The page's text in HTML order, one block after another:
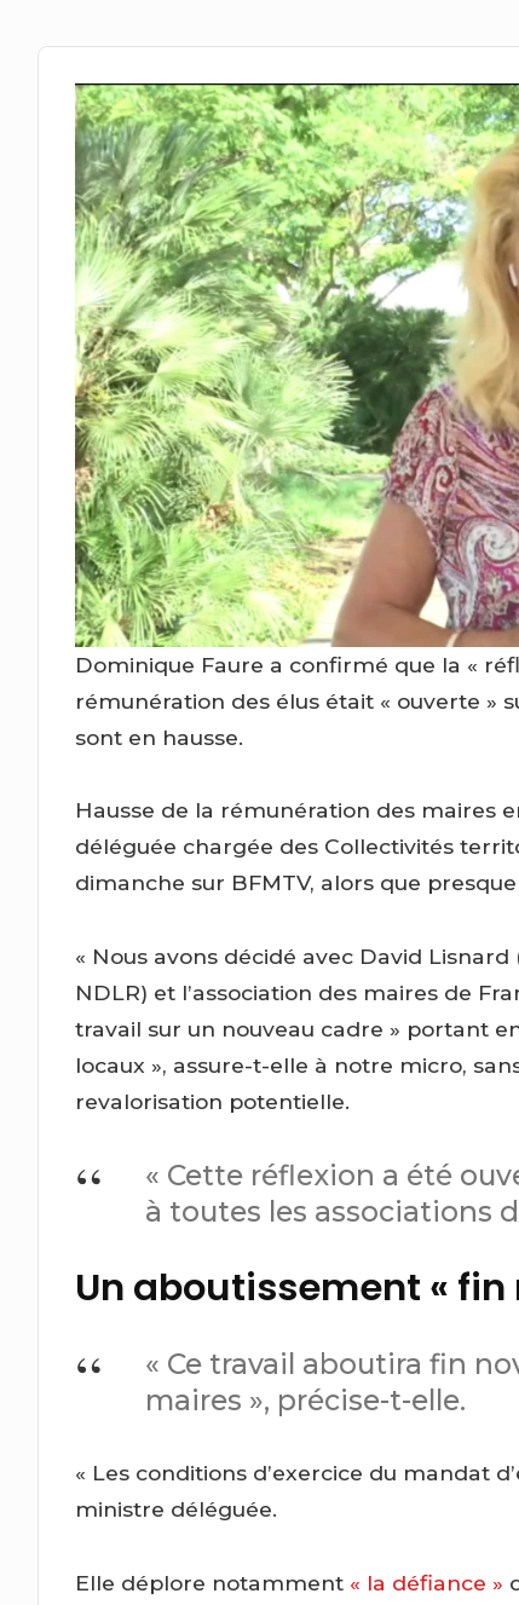
Dominique Faure a confirmé que la «
rémunération des élus était « ouverte »
sont en hausse.
Hausse de la rémunération des maires
déléguée chargée des Collectivités
dimanche sur BFMTV, alors que presque
« Nous avons décidé avec David
NDLR) et l’association des maires de
travail sur un nouveau cadre » portant
locaux », assure-t-elle à notre micro,
revalorisation potentielle.
« Cette réflexion a été
à toutes les associations
Un aboutissement « fin
« Ce travail aboutira fin
maires », précise-t-elle.
« Les conditions d’exercice du mandat
ministre déléguée.
Elle déplore notamment « la défiance »